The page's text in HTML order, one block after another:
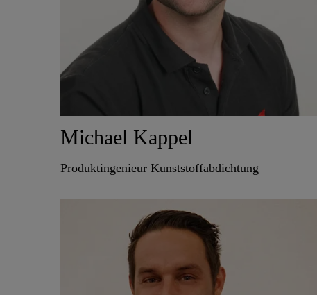
Michael Kappel
Produktingenieur Kunststoffabdichtung